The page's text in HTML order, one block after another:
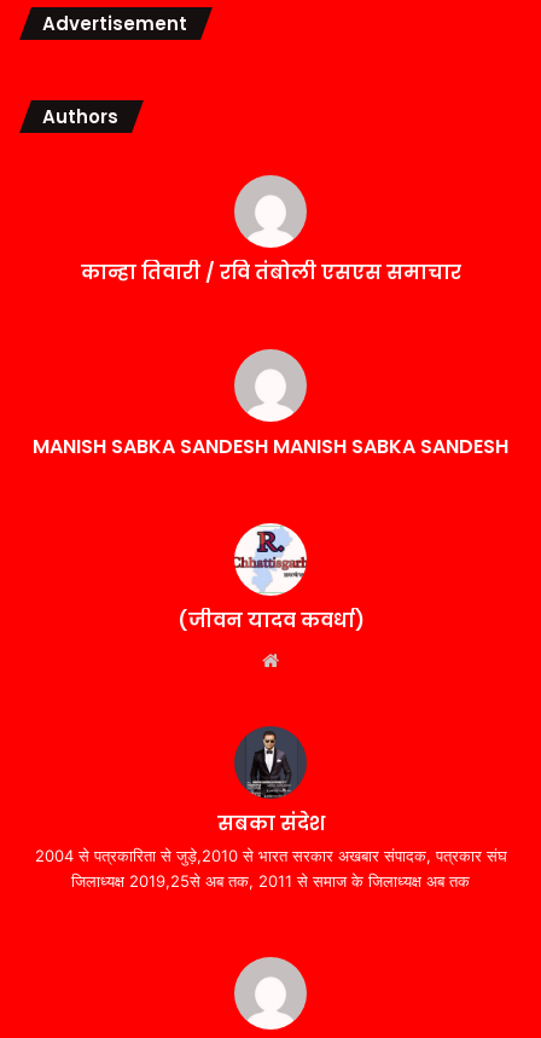
Advertisement
Authors
कान्हा तिवारी / रवि तंबोली एसएस समाचार
MANISH SABKA SANDESH MANISH SABKA SANDESH
(जीवन यादव कवर्धा)
सबका संदेश
2004 से पत्रकारिता से जुड़े,2010 से भारत सरकार अखबार संपादक, पत्रकार संघ
जिलाध्यक्ष 2019,25से अब तक, 2011 से समाज के जिलाध्यक्ष अब तक